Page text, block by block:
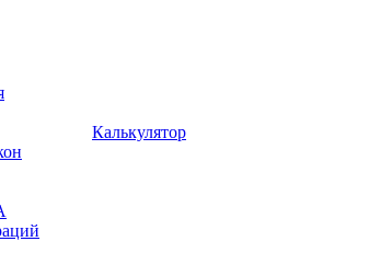
Калькулятор